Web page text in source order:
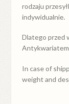
rodzaju
indywidualnie.
Dlatego przed
In case of
weight and